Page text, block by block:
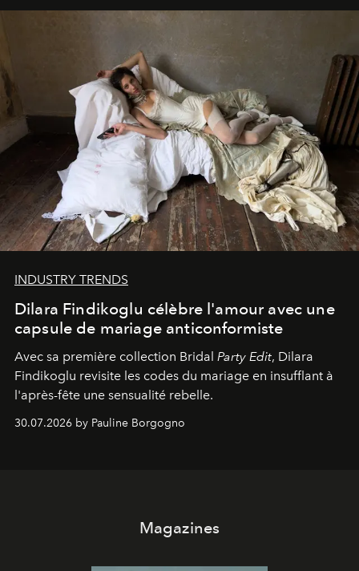
INDUSTRY TRENDS
Dilara Findikoglu célèbre l'amour avec une
capsule de mariage anticonformiste
Avec sa première collection Bridal Party Edit, Dilara
Findikoglu revisite les codes du mariage en insufflant à
l'après-fête une sensualité rebelle.
30.07.2026 by Pauline Borgogno
Magazines